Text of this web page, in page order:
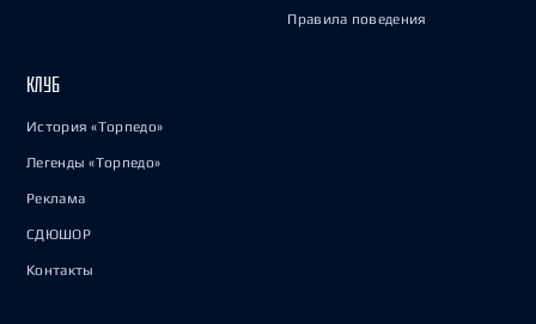
Правила поведения
КЛУБ
История «Торпедо»
Легенды «Торпедо»
Реклама
СДЮШОР
Контакты